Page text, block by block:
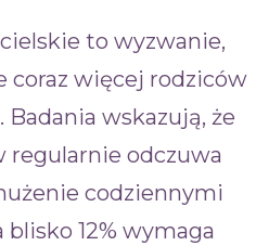
to wyzwanie,
coraz więcej rodziców
Badania wskazują, że
regularnie odczuwa
codziennymi
12% wymaga